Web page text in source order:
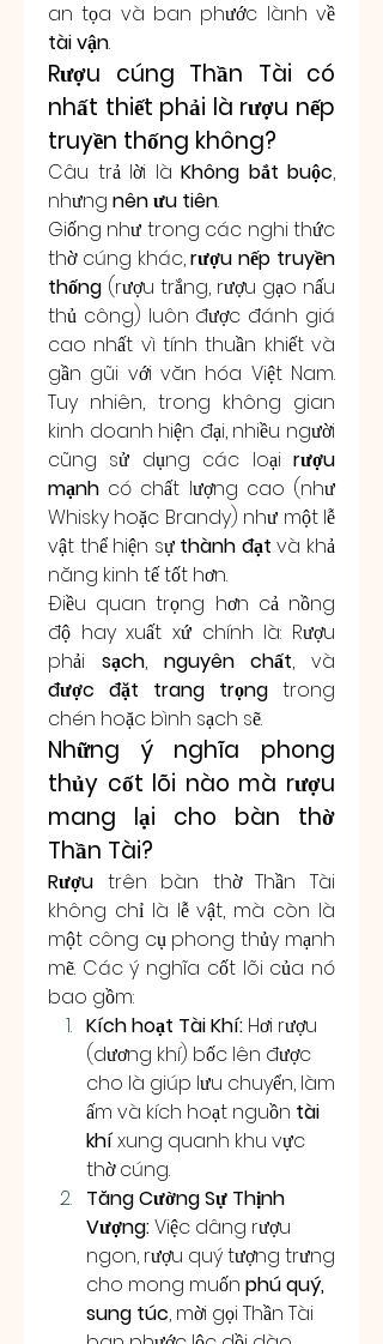
tài vận.
Rượu cúng Thần Tài có
nhất thiết phải là rượu nếp
truyền thống không?
Câu trả lời là Không bắt buộc,
nhưng nên ưu tiên.
Giống như trong các nghi thức
thờ cúng khác, rượu nếp truyền
thống (rượu trắng, rượu gạo nấu
thủ công) luôn được đánh giá
cao nhất vì tính thuần khiết và
gần gũi với văn hóa Việt Nam.
Tuy nhiên, trong không gian
kinh doanh hiện đại, nhiều người
cũng sử dụng các loại rượu
mạnh có chất lượng cao (như
Whisky hoặc Brandy) như một lễ
vật thể hiện sự thành đạt và khả
năng kinh tế tốt hơn.
Điều quan trọng hơn cả nồng
độ hay xuất xứ chính là: Rượu
phải sạch, nguyên chất
được đặt trang trọng trong
chén hoặc bình sạch sẽ.
Những ý nghĩa phong
thủy cốt lõi nào mà rượu
mang lại cho bàn thờ
Thần Tài?
Rượu trên bàn thờ Thần Tài
không chỉ là lễ vật, mà còn là
một công cụ phong thủy mạnh
mẽ. Các ý nghĩa cốt lõi của nó
bao gồm:
Kích hoạt Tài Khí: Hơi rượu
(dương khí) bốc lên được
cho là giúp lưu chuyển, làm
ấm và kích hoạt nguồn tài
khí xung quanh khu vực
thờ cúng.
Tăng Cường Sự Thịnh
Vượng: Việc dâng rượu
ngon, rượu quý tượng trưng
cho mong muốn phú quý,
sung túc, mời gọi Thần Tài